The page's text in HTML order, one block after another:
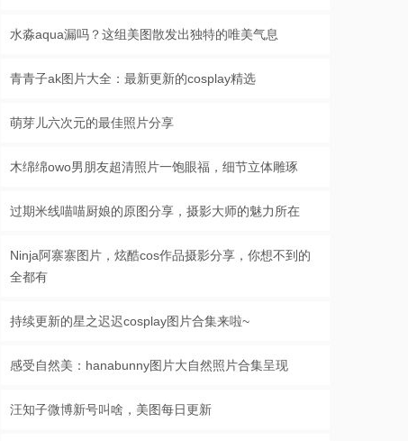
水淼aqua漏吗？这组美图散发出独特的唯美气息
青青子ak图片大全：最新更新的cosplay精选
萌芽儿六次元的最佳照片分享
木绵绵owo男朋友超清照片一饱眼福，细节立体雕琢
过期米线喵喵厨娘的原图分享，摄影大师的魅力所在
Ninja阿寨寨图片，炫酷cos作品摄影分享，你想不到的
全都有
持续更新的星之迟迟cosplay图片合集来啦~
感受自然美：hanabunny图片大自然照片合集呈现
汪知子微博新号叫啥，美图每日更新